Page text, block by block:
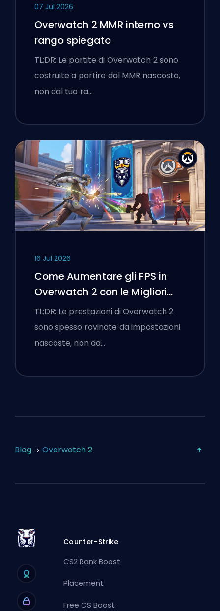
07 Jul 2026
Overwatch 2 MMR interno vs
rango spiegato
TL;DR: Le partite di Overwatch 2 sono
costruite a partire dal MMR nascosto,
non dal tuo ra…
16 Jul 2026
Come Aumentare gli FPS in
Overwatch 2 con le Migliori
Impostazioni
TL;DR: Le prestazioni di Overwatch 2
sono spesso rovinate da impostazioni
nascoste, non da…
Blog Overwatch 2
Counter-Strike
CS2 Rank Boost
Placement
Free CS Boost